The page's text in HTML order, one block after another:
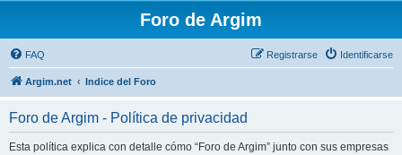
Foro de Argim
FAQ Identificarse
Registrarse
Argim.net Indice del Foro
Foro de Argim - Política de privacidad
Esta política explica con detalle cómo “Foro de Argim” junto con sus empresas